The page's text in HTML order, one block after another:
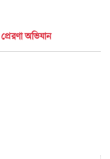
প্রেরণা অভিযান